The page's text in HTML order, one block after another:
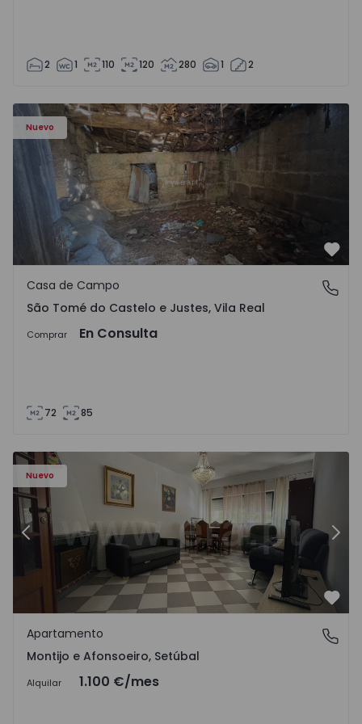
2 1 110 120 280 1 2
Nuevo
Casa Vila Real, São Tomé do Castelo e Justes - 1575189 - 1
São Tomé do Castelo e Justes, Vila Real
Casa de Campo
São Tomé do Castelo e Justes, Vila Real
Comprar En Consulta
72 85
Nuevo
- 1
Apartamento T2 Montijo, Montijo e Afonsoeiro -
Anterior
Montijo e Afonsoeiro, Setúbal
Apartamento
Montijo e Afonsoeiro, Setúbal
Alquilar 1.100 €/mes